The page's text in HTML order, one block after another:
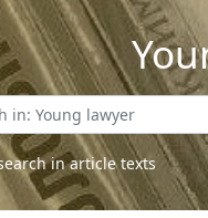
in article texts